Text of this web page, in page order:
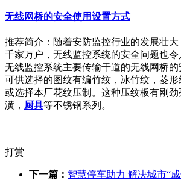
无线网桥的安全使用设置方式
推荐简介：随着安防监控行业的发展壮
千家万户，无线监控系统的安全问题也
无线监控系统主要传输干道的无线网桥
可供选择的图纹有编竹纹，冰竹纹，菱
或选择本厂花纹压制。这种压纹板有刚
潢， 厨具等不锈钢系列。
打赏
下一篇： 智慧停车助力 解决城市“